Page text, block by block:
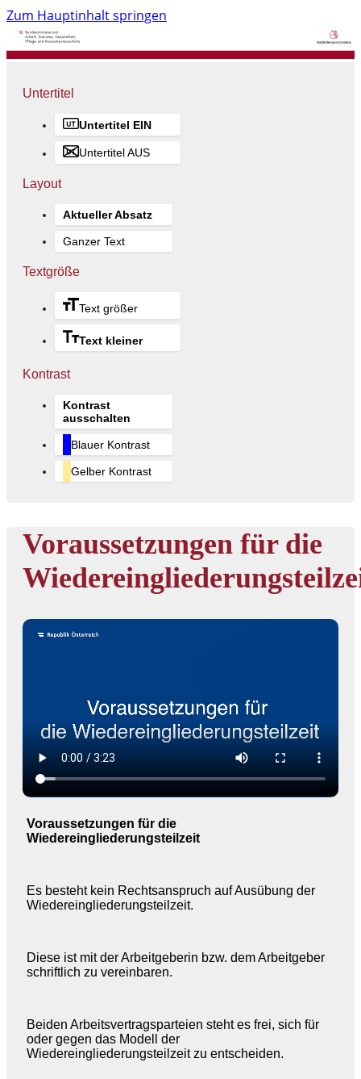
Zum Hauptinhalt springen
Untertitel
Untertitel EIN
Untertitel AUS
Layout
Aktueller Absatz
Ganzer Text
Textgröße
Text größer
Text kleiner
Kontrast
Kontrast
ausschalten
Blauer Kontrast
Gelber Kontrast
Voraussetzungen für die
Voraussetzungen für die
Wiedereingliederungsteilzeit
Es besteht kein Rechtsanspruch auf Ausübung der
Wiedereingliederungsteilzeit.
Diese ist mit der Arbeitgeberin bzw. dem Arbeitgeber
schriftlich zu vereinbaren.
Beiden Arbeitsvertragsparteien steht es frei, sich für
oder gegen das Modell der
Wiedereingliederungsteilzeit zu entscheiden.